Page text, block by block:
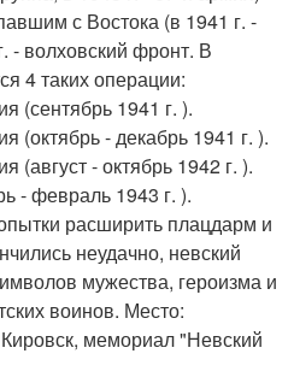
с Востока (в 1941 г. -
- волховский фронт. В
4 таких операции:
(сентябрь 1941 г. ).
(октябрь - декабрь 1941 г. ).
(август - октябрь 1942 г. ).
- февраль 1943 г. ).
расширить плацдарм и
неудачно, невский
мужества, героизма и
воинов. Место:
Кировск, мемориал "Невский